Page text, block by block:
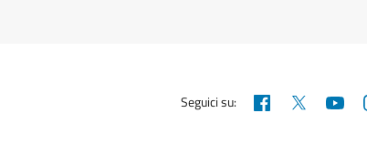
Seguici su: Facebook